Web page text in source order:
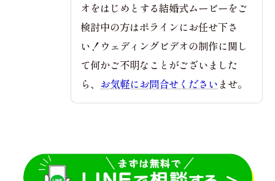
オをはじめとする結婚式ムービーをご
検討中の方はポラインにお任せ下さ
い！ウェディングビデオの制作に関し
て何かご不明なことがございました
ら、 お気軽にお問合せください ませ。